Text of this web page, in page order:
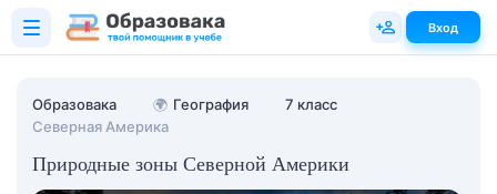
Образовака 🌍 География
7 класс
Северная Америка
Природные зоны Северной Америки
Вход